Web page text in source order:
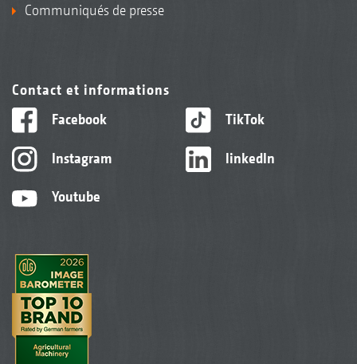
Communiqués de presse
Contact et informations
Facebook
Instagram
Youtube
TikTok
linkedIn